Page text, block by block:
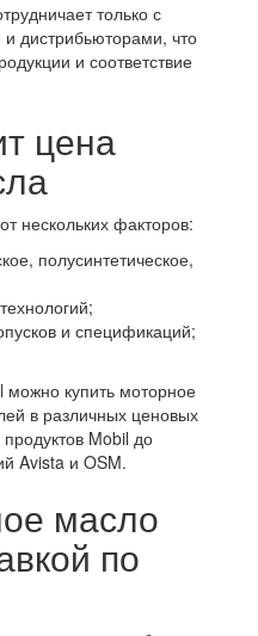
только с
дистрибьюторами, что
и соответствие
цена
нескольких факторов:
полусинтетическое,
и спецификаций;
можно купить моторное
в различных ценовых
Mobil до
Avista и OSM.
масло
по